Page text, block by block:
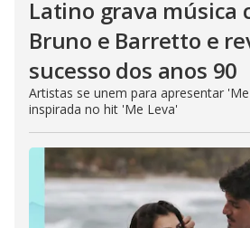
Latino grava música
Bruno e Barretto e
sucesso dos anos 90
Artistas se unem para apresentar
inspirada no hit 'Me Leva'